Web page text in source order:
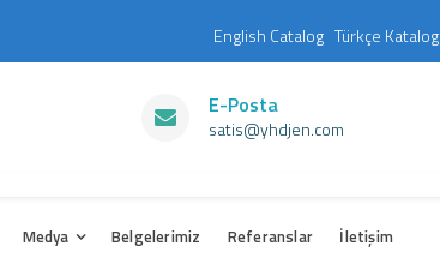
English Catalog Türkçe Katalog
E-Posta
satis@yhdjen.com
Medya Belgelerimiz Referanslar İletişim